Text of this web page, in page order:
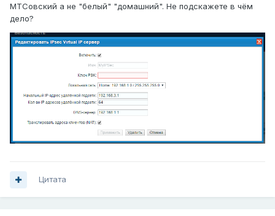
МТСовский а не "белый" "домашний". Не подскажете в чём
дело?
Цитата